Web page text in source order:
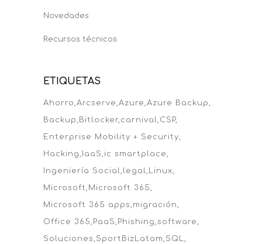
Novedades
Recursos técnicos
ETIQUETAS
Ahorro Arcserve Azure Azure Backup
Backup Bitlocker carnival CSP
Enterprise Mobility + Security
Hacking IaaS ic smartplace
Ingeniería Social legal Linux
Microsoft Microsoft 365
Microsoft 365 apps migración
Office 365 PaaS Phishing software
Soluciones SportBizLatam SQL